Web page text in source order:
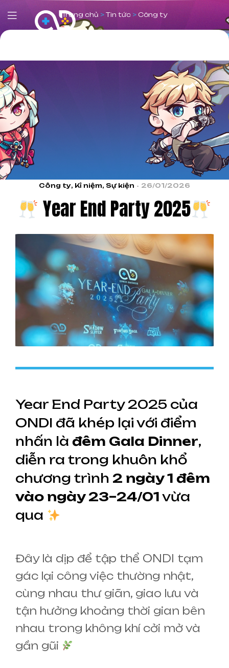
Trang chủ > Tin tức > Công ty
Công ty, Kỉ niệm, Sự kiện 26/01/2026
Year End Party 2025
Year End Party 2025 của
ONDI đã khép lại với điểm
nhấn là đêm Gala Dinner,
diễn ra trong khuôn khổ
chương trình 2 ngày 1 đêm
vào ngày 23–24/01 vừa
qua
Đây là dịp để tập thể ONDI tạm
gác lại công việc thường nhật,
cùng nhau thư giãn, giao lưu và
tận hưởng khoảng thời gian bên
nhau trong không khí cởi mở và
gần gũi